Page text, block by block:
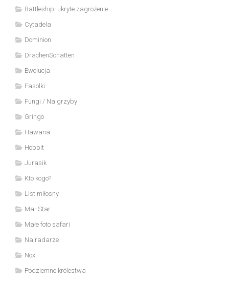
Battleship: ukryte zagrożenie
Cytadela
Dominion
DrachenSchatten
Ewolucja
Fasolki
Fungi / Na grzyby
Gringo
Hawana
Hobbit
Jurasik
Kto kogo?
List miłosny
Mai-Star
Małe foto safari
Na radarze
Nox
Podziemne królestwa